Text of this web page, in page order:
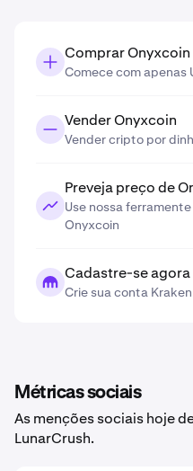
Comprar Onyxcoin
Comece com apenas
Vender Onyxcoin
Vender cripto por
Preveja preço de
Use nossa
Onyxcoin
Cadastre-se agora
Crie sua conta
Métricas sociais
As menções sociais hoje
LunarCrush.